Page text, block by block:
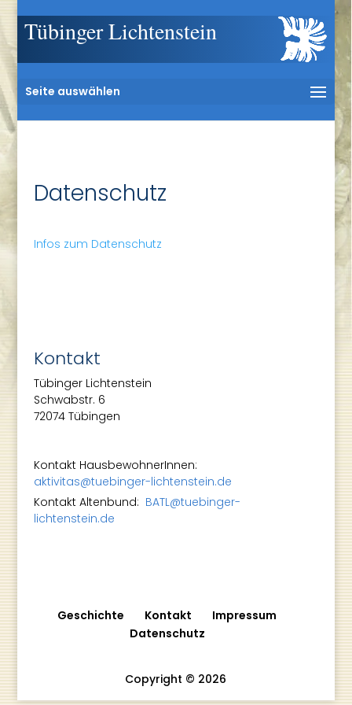
Tübinger Lichtenstein
Seite auswählen
Datenschutz
Infos zum Datenschutz
Kontakt
Tübinger Lichtenstein
Schwabstr. 6
72074 Tübingen
Kontakt HausbewohnerInnen:
aktivitas@tuebinger-lichtenstein.de
Kontakt Altenbund: BATL@tuebinger-
lichtenstein.de
Geschichte Kontakt
Impressum
Datenschutz
Copyright © 2026